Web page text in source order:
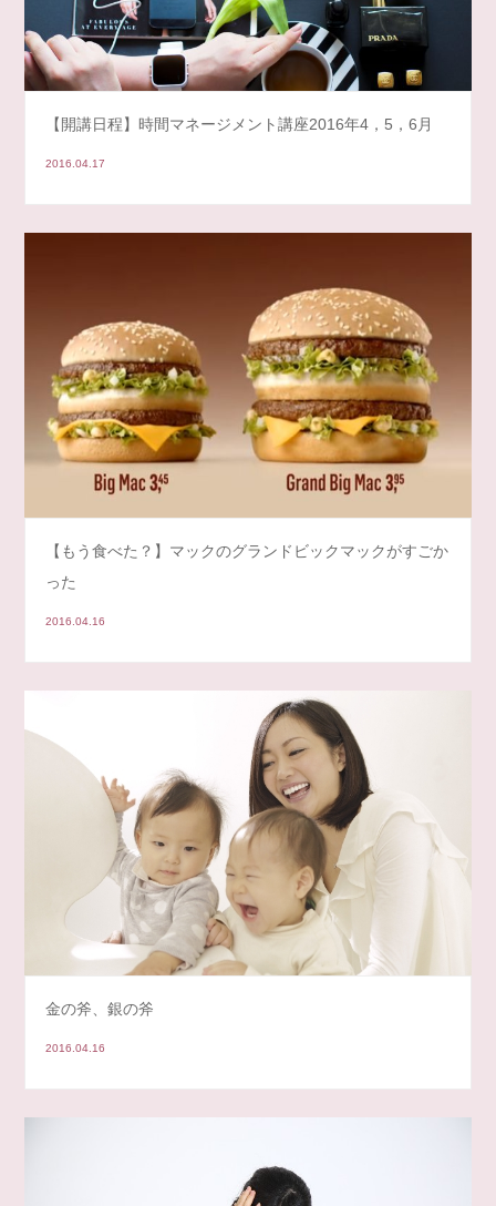
【開講日程】時間マネージメント講座2016年4，5，6月
2016.04.17
【もう食べた？】マックのグランドビックマックがすごか
った
2016.04.16
金の斧、銀の斧
2016.04.16